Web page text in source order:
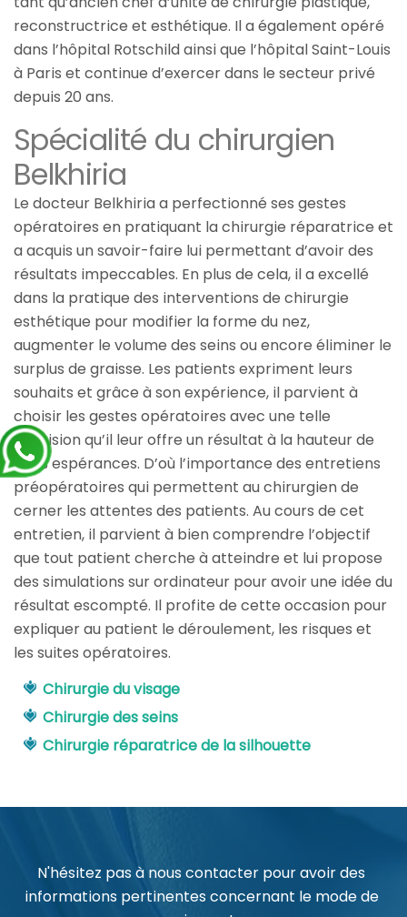
reconstructrice et esthétique. Il a également opéré
dans l’hôpital Rotschild ainsi que l’hôpital Saint-Louis
à Paris et continue d’exercer dans le secteur privé
depuis 20 ans.
Spécialité du chirurgien
Belkhiria
Le docteur Belkhiria a perfectionné ses gestes
opératoires en pratiquant la chirurgie réparatrice et
a acquis un savoir-faire lui permettant d’avoir des
résultats impeccables. En plus de cela, il a excellé
dans la pratique des interventions de chirurgie
esthétique pour modifier la forme du nez,
augmenter le volume des seins ou encore éliminer le
surplus de graisse. Les patients expriment leurs
souhaits et grâce à son expérience, il parvient à
choisir les gestes opératoires avec une telle
précision qu’il leur offre un résultat à la hauteur de
leurs espérances. D’où l’importance des entretiens
préopératoires qui permettent au chirurgien de
cerner les attentes des patients. Au cours de cet
entretien, il parvient à bien comprendre l’objectif
que tout patient cherche à atteindre et lui propose
des simulations sur ordinateur pour avoir une idée du
résultat escompté. Il profite de cette occasion pour
expliquer au patient le déroulement, les risques et
les suites opératoires.
Chirurgie du visage
Chirurgie des seins
Chirurgie réparatrice de la silhouette
N'hésitez pas à nous contacter pour avoir des
informations pertinentes concernant le mode de